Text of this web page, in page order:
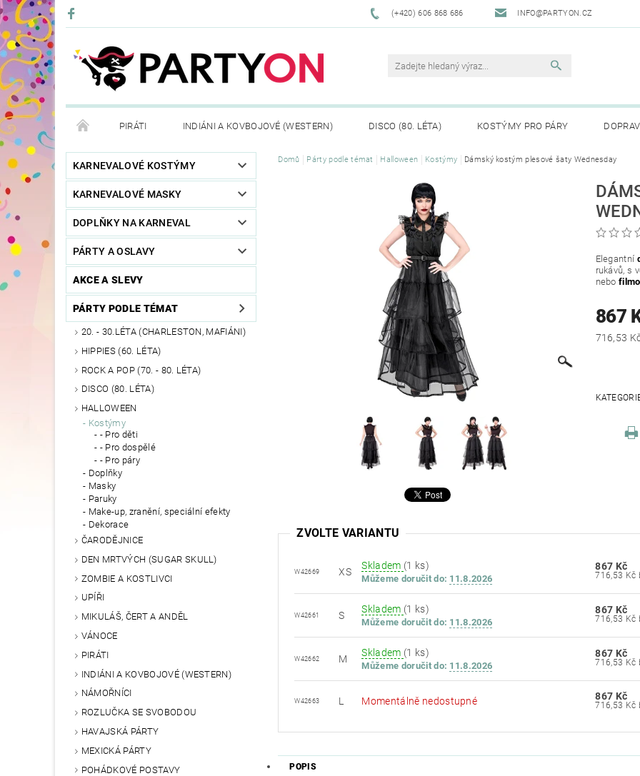
(+420) 606 868 686 INFO@PARTYON.CZ
PIRÁTI INDIÁNI A KOVBOJOVÉ (WESTERN) DISCO (80. LÉTA) KOSTÝMY PRO PÁRY
KONTAKTY OBCHODNÍ PODMÍNKY VRÁCENÍ ZBOŽÍ REKLAMACE
KARNEVALOVÉ KOSTÝMY
KARNEVALOVÉ MASKY
DOPLŇKY NA KARNEVAL
PÁRTY A OSLAVY
AKCE A SLEVY
PÁRTY PODLE TÉMAT
20. - 30.LÉTA (CHARLESTON, MAFIÁNI)
HIPPIES (60. LÉTA)
ROCK A POP (70. - 80. LÉTA)
DISCO (80. LÉTA)
HALLOWEEN
Kostýmy
- Pro děti
- Pro dospělé
- Pro páry
Doplňky
Masky
Paruky
Make-up, zranění, speciální efekty
Dekorace
ČARODĚJNICE
DEN MRTVÝCH (SUGAR SKULL)
ZOMBIE A KOSTLIVCI
UPÍŘI
MIKULÁŠ, ČERT A ANDĚL
VÁNOCE
PIRÁTI
INDIÁNI A KOVBOJOVÉ (WESTERN)
NÁMOŘNÍCI
ROZLUČKA SE SVOBODOU
HAVAJSKÁ PÁRTY
MEXICKÁ PÁRTY
POHÁDKOVÉ POSTAVY
Domů Párty podle témat Halloween Kostýmy Dámský kostým plesové šaty Wednesday
Elegantní
rukávů, s
nebo
867
ZVOLTE VARIANTU
W42669 XS
Skladem (1 ks)
Můžeme doručit do: 11.8.2026
867 Kč
W42661 S
Skladem (1 ks)
Můžeme doručit do: 11.8.2026
867 Kč
W42662 M
Skladem (1 ks)
Můžeme doručit do: 11.8.2026
867 Kč
W42663 L Momentálně nedostupné 867 Kč
POPIS